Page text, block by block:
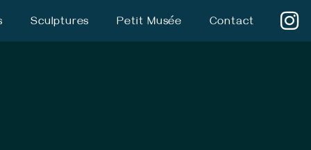
Sculptures Petit Musée Contact